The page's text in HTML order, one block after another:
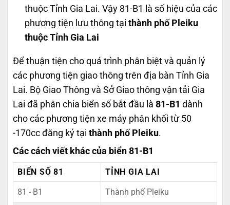
thuộc Tỉnh Gia Lai. Vậy 81-B1 là số hiệu của các
phương tiện lưu thông tại thành phố Pleiku
thuộc Tỉnh Gia Lai
Để thuận tiện cho quá trình phân biệt và quản lý
các phương tiện giao thông trên địa bàn Tỉnh Gia
Lai. Bộ Giao Thông và Sở Giao thông vận tải Gia
Lai đã phân chia biển số bắt đầu là 81-B1 dành
cho các phương tiện xe máy phân khối từ 50
-170cc đăng ký tại thành phố Pleiku.
Các cách viết khác của biển 81-B1
BIỂN SỐ 81 TỈNH GIA LAI
81 - B1 Thành phố Pleiku